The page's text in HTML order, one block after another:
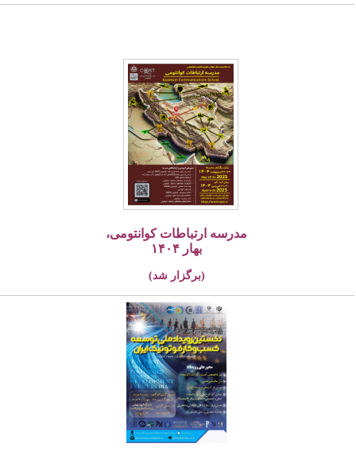
مدرسه ارتباطات کوانتومی،
بهار ۱۴۰۴
(برگزار شد)